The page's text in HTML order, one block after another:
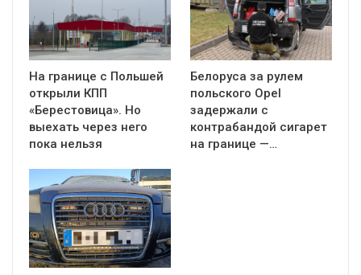
На границе с Польшей
открыли КПП
«Берестовица». Но
выехать через него
пока нельзя
Белоруса за рулем
польского Opel
задержали с
контрабандой сигарет
на границе —…